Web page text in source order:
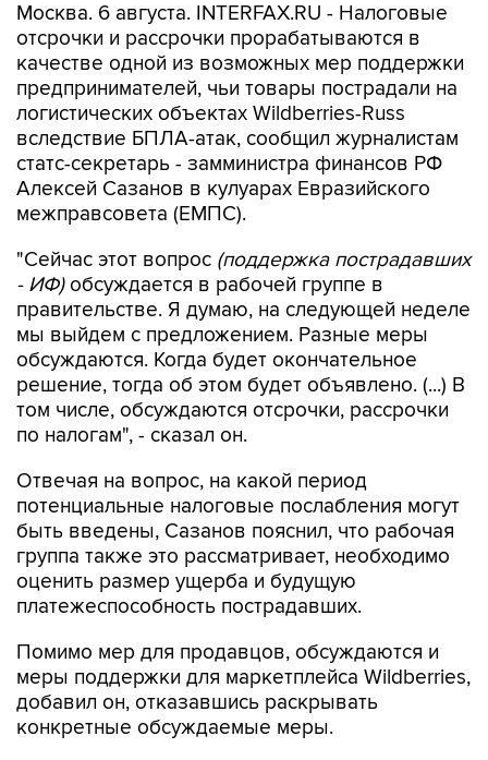
Москва. 6 августа. INTERFAX.RU - Налоговые
отсрочки и рассрочки прорабатываются в
качестве одной из возможных мер поддержки
предпринимателей, чьи товары пострадали на
логистических объектах Wildberries-Russ
вследствие БПЛА-атак, сообщил журналистам
статс-секретарь - замминистра финансов РФ
Алексей Сазанов в кулуарах Евразийского
межправсовета (ЕМПС).
"Сейчас этот вопрос (поддержка пострадавших
- ИФ)обсуждается в рабочей группе в
правительстве. Я думаю, на следующей неделе
мы выйдем с предложением. Разные меры
обсуждаются. Когда будет окончательное
решение, тогда об этом будет объявлено. (...) В
том числе, обсуждаются отсрочки, рассрочки
по налогам", - сказал он.
Отвечая на вопрос, на какой период
потенциальные налоговые послабления могут
быть введены, Сазанов пояснил, что рабочая
группа также это рассматривает, необходимо
оценить размер ущерба и будущую
платежеспособность пострадавших.
Помимо мер для продавцов, обсуждаются и
меры поддержки для маркетплейса Wildberries,
добавил он, отказавшись раскрывать
конкретные обсуждаемые меры.